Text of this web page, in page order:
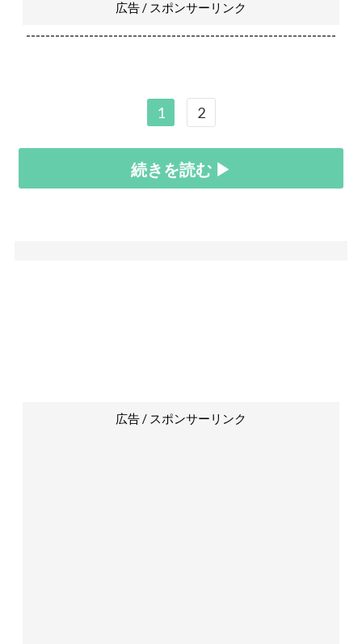
広告 / スポンサーリンク
----------------------------------------------------------------
1 2
続きを読む ▶
広告 / スポンサーリンク